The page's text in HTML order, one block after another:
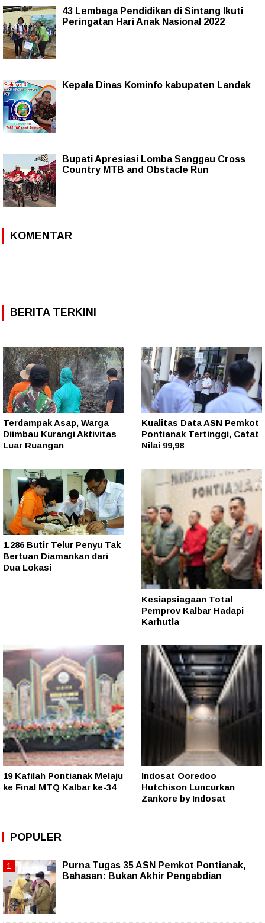
43 Lembaga Pendidikan di Sintang Ikuti
Peringatan Hari Anak Nasional 2022
Kepala Dinas Kominfo kabupaten Landak
Bupati Apresiasi Lomba Sanggau Cross
Country MTB and Obstacle Run
KOMENTAR
BERITA TERKINI
Terdampak Asap, Warga
Diimbau Kurangi Aktivitas
Luar Ruangan
Kualitas Data ASN Pemkot
Pontianak Tertinggi, Catat
Nilai 99,98
1.286 Butir Telur Penyu Tak
Bertuan Diamankan dari
Dua Lokasi
Kesiapsiagaan Total
Pemprov Kalbar Hadapi
Karhutla
19 Kafilah Pontianak Melaju
ke Final MTQ Kalbar ke-34
Indosat Ooredoo
Hutchison Luncurkan
Zankore by Indosat
POPULER
Purna Tugas 35 ASN Pemkot Pontianak,
Bahasan: Bukan Akhir Pengabdian